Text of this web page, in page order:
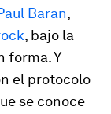
Baran,
, bajo la
forma. Y
el protocolo
se conoce